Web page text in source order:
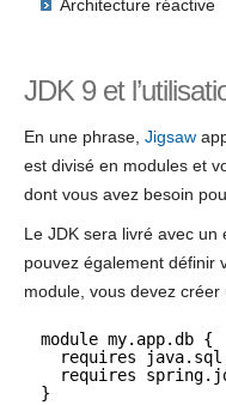
Architecture réactive
JDK 9 et
En une phrase, Jigsaw
est divisé en modules et
dont vous avez besoin
Le JDK sera livré avec
pouvez également définir
module, vous devez créer
module my.app.db {
requires
requires
}